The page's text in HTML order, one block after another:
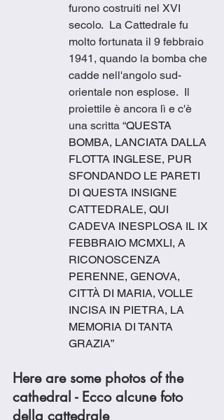
furono costruiti nel XVI
secolo.  La Cattedrale fu
molto fortunata il 9 febbraio
1941, quando la bomba che
cadde nell'angolo sud-
orientale non esplose.  Il
proiettile è ancora lì e c'è
una scritta “QUESTA
BOMBA, LANCIATA DALLA
FLOTTA INGLESE, PUR
SFONDANDO LE PARETI
DI QUESTA INSIGNE
CATTEDRALE, QUI
CADEVA INESPLOSA IL IX
FEBBRAIO MCMXLI, A
RICONOSCENZA
PERENNE, GENOVA,
CITTÀ DI MARIA, VOLLE
INCISA IN PIETRA, LA
MEMORIA DI TANTA
GRAZIA”
Here are some photos of the
cathedral - Ecco alcune foto
della cattedrale